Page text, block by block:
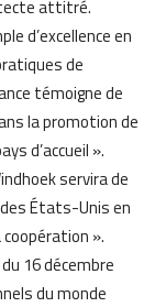
attitré.
d’excellence en
de
témoigne de
la promotion de
d’accueil ».
servira de
États-Unis en
».
16 décembre
du monde